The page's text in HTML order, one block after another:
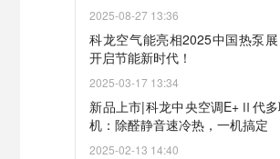
2025-08-27 13:36
科龙空气能亮相2025中国热泵展
开启节能新时代！
2025-03-17 13:34
新品上市|科龙中央空调E+Ⅱ代多
机：除醛静音速冷热，一机搞定
2025-02-13 14:40